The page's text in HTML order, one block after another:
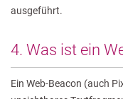
ausgeführt.
4. Was ist ein
Ein Web-Beacon (auch